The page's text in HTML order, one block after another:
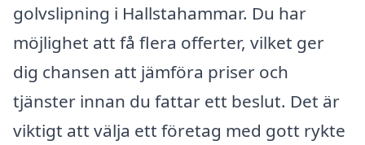
golvslipning i Hallstahammar. Du har
möjlighet att få flera offerter, vilket ger
dig chansen att jämföra priser och
tjänster innan du fattar ett beslut. Det är
viktigt att välja ett företag med gott rykte